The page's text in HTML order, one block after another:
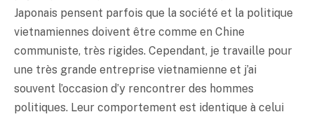
Japonais pensent parfois que la société et la politique
vietnamiennes doivent être comme en Chine
communiste, très rigides. Cependant, je travaille pour
une très grande entreprise vietnamienne et j’ai
souvent l’occasion d’y rencontrer des hommes
politiques. Leur comportement est identique à celui